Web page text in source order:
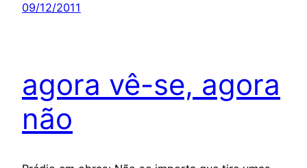
09/12/2011
agora vê-se, agora
não